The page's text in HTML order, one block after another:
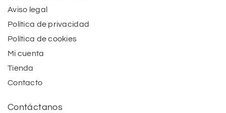
Aviso legal
Política de privacidad
Política de cookies
Mi cuenta
Tienda
Contacto
Contáctanos